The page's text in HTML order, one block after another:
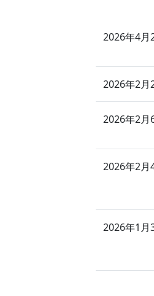
2026年4月
2026年2月
2026年2月
2026年2月
2026年1月